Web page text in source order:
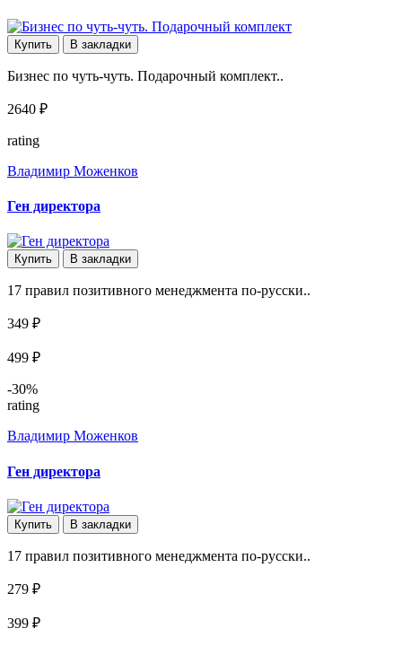
Купить В закладки
Бизнес по чуть-чуть. Подарочный комплект..
2640 ₽
rating
Владимир Моженков
Ген директора
Купить В закладки
17 правил позитивного менеджмента по-русски..
349 ₽
499 ₽
-30%
rating
Владимир Моженков
Ген директора
Купить В закладки
17 правил позитивного менеджмента по-русски..
279 ₽
399 ₽